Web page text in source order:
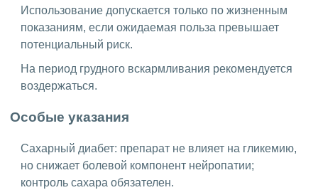
Использование допускается только по жизненным
показаниям, если ожидаемая польза превышает
потенциальный риск.
На период грудного вскармливания рекомендуется
воздержаться.
Особые указания
Сахарный диабет: препарат не влияет на гликемию,
но снижает болевой компонент нейропатии;
контроль сахара обязателен.